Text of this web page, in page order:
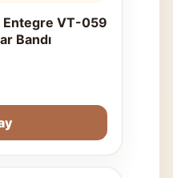
Entegre VT-059
Bandı